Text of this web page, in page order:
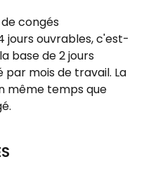
congés
jours ouvrables, c'est-
base de 2 jours
mois de travail. La
même temps que